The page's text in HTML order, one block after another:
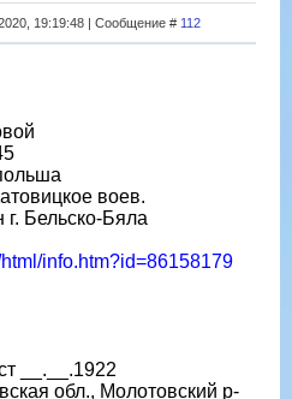
19:19:48 | Сообщение # 112
воев.
г. Бельско-Бяла
info.htm?id=86158179
__.__.1922
обл., Молотовский р-